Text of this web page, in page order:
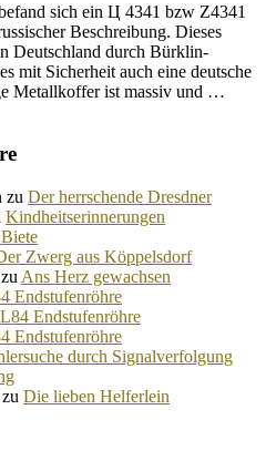
sich ein Ц 4341 bzw Z4341
Beschreibung. Dieses
Deutschland durch Bürklin-
mit Sicherheit auch eine deutsche
Metallkoffer ist massiv und …
zu Der herrschende Dresdner
Kindheitserinnerungen
Zwerg aus Köppelsdorf
zu Ans Herz gewachsen
Endstufenröhre
Endstufenröhre
Endstufenröhre
durch Signalverfolgung
Die lieben Helferlein